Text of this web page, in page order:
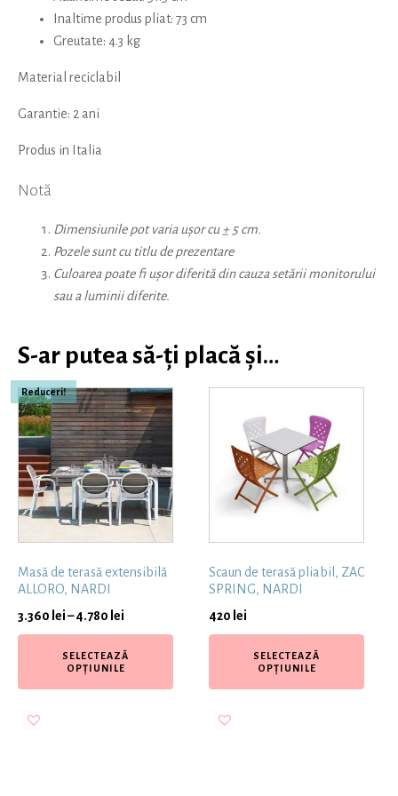
Inaltime produs pliat: 73 cm
Greutate: 4.3 kg
Material reciclabil
Garantie: 2 ani
Produs in Italia
Notă
Dimensiunile pot varia ușor cu ± 5 cm.
Pozele sunt cu titlu de prezentare
Culoarea poate fi ușor diferită din cauza setării monitorului
sau a luminii diferite.
S-ar putea să-ți placă și…
Reduceri!
Masă de terasă extensibilă
ALLORO, NARDI
3.360 lei–4.780 lei
SELECTEAZĂ
OPȚIUNILE
Scaun de terasă pliabil, ZAC
SPRING, NARDI
420 lei
SELECTEAZĂ
OPȚIUNILE